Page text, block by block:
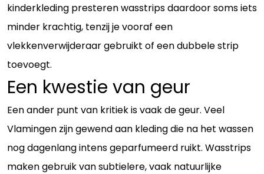
kinderkleding presteren wasstrips daardoor soms iets
minder krachtig, tenzij je vooraf een
vlekkenverwijderaar gebruikt of een dubbele strip
toevoegt.
Een kwestie van geur
Een ander punt van kritiek is vaak de geur. Veel
Vlamingen zijn gewend aan kleding die na het wassen
nog dagenlang intens geparfumeerd ruikt. Wasstrips
maken gebruik van subtielere, vaak natuurlijke